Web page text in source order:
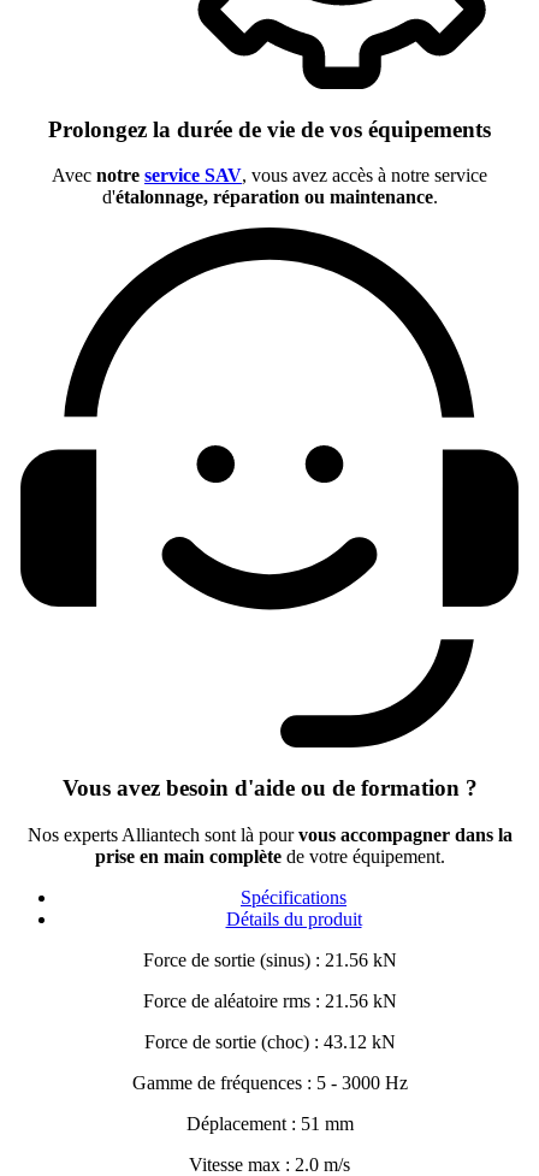
Prolongez la durée de vie de vos équipements
Avec notre service SAV, vous avez accès à notre service
d'étalonnage, réparation ou maintenance.
Vous avez besoin d'aide ou de formation ?
Nos experts Alliantech sont là pourvous accompagner dans la
prise en main complètede votre équipement.
Spécifications
Détails du produit
Force de sortie (sinus) : 21.56 kN
Force de aléatoire rms : 21.56 kN
Force de sortie (choc) : 43.12 kN
Gamme de fréquences : 5 - 3000 Hz
Déplacement : 51 mm
Vitesse max : 2.0 m/s